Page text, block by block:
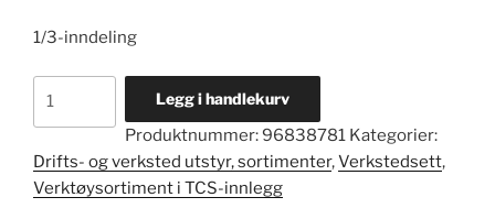
1/3-inndeling
innlegg
52/14/4
Legg i handlekurv
Produktnummer:96838781 Kategorier:
Drifts- og verksted utstyr, sortimenter,Verkstedsett,
Verktøysortiment i TCS-innlegg